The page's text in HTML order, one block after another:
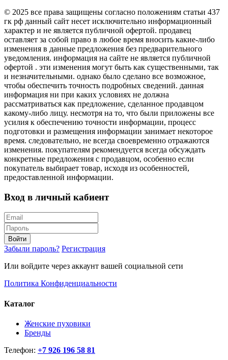
© 2025 все права защищены согласно положениям статьи 437
гк рф данный сайт несет исключительно информационный
характер и не является публичной офертой. продавец
оставляет за собой право в любое время вносить какие-либо
изменения в данные предложения без предварительного
уведомления. информация на сайте не является публичной
офертой . эти изменения могут быть как существенными, так
и незначительными. однако было сделано все возможное,
чтобы обеспечить точность подробных сведений. данная
информация ни при каких условиях не должна
рассматриваться как предложение, сделанное продавцом
какому-либо лицу. несмотря на то, что были приложены все
усилия к обеспечению точности информации, процесс
подготовки и размещения информации занимает некоторое
время. следовательно, не всегда своевременно отражаются
изменения. покупателям рекомендуется всегда обсуждать
конкретные предложения с продавцом, особенно если
покупатель выбирает товар, исходя из особенностей,
предоставленной информации.
Вход в личный кабиент
Войти
Забыли пароль? Регистрация
Или войдите через аккаунт вашей социальной сети
Политика Конфиденциальности
Каталог
Женские пуховики
Бренды
Телефон: +7 926 196 58 81